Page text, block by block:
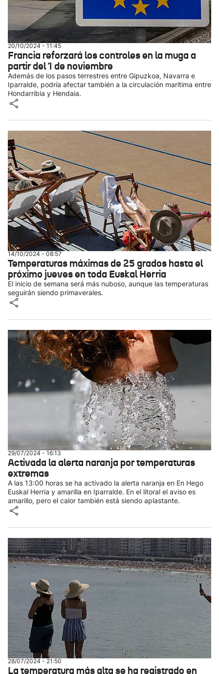
20/10/2024 - 11:45
Francia reforzará los controles en la muga a
partir del 1 de noviembre
Además de los pasos terrestres entre Gipuzkoa, Navarra e
Iparralde, podría afectar también a la circulación marítima entre
Hondarribia y Hendaia.
14/10/2024 - 08:57
Temperaturas máximas de 25 grados hasta el
próximo jueves en toda Euskal Herria
El inicio de semana será más nuboso, aunque las temperaturas
seguirán siendo primaverales.
29/07/2024 - 16:13
Activada la alerta naranja por temperaturas
extremas
A las 13:00 horas se ha activado la alerta naranja en En Hego
Euskal Herria y amarilla en Iparralde. En el litoral el aviso es
amarillo, pero el calor también está siendo aplastante.
28/07/2024 - 21:50
La temperatura más alta se ha registrado en